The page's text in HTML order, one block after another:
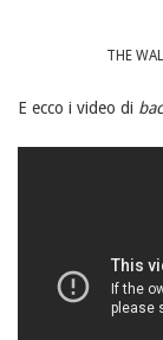
THE
E ecco i video di